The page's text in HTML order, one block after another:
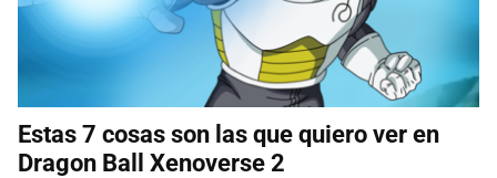
Estas 7 cosas son las que quiero ver en
Dragon Ball Xenoverse 2